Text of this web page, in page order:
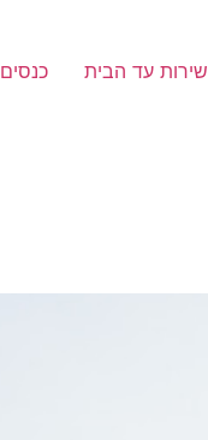
שירות עד הבית כנסים